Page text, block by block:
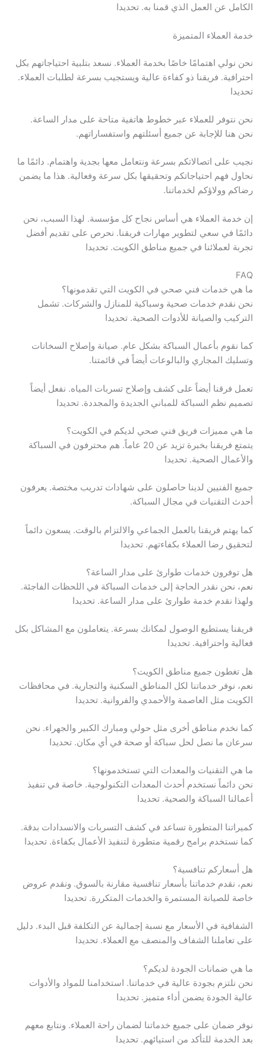
الكامل عن العمل الذي قمنا به. تحديدا
خدمة العملاء المتميزة
نحن نولي اهتمامًا خاصًا بخدمة العملاء. نسعد بتلبية احتياجاتهم بكل
احترافية. فريقنا ذو كفاءة عالية ويستجيب بسرعة لطلبات العملاء.
تحديدا
نحن نتوفر للعملاء عبر خطوط هاتفية متاحة على مدار الساعة.
نحن هنا للإجابة عن جميع أسئلتهم واستفساراتهم.
نجيب على اتصالاتكم بسرعة ونتعامل معها بجدية واهتمام. دائمًا ما
نحاول فهم احتياجاتكم وتحقيقها بكل سرعة وفعالية. هذا ما يضمن
رضاكم وولاؤكم لخدماتنا.
إن خدمة العملاء هي أساس نجاح كل مؤسسة. لهذا السبب، نحن
دائمًا في سعي لتطوير مهارات فريقنا. نحرص على تقديم أفضل
تجربة لعملائنا في جميع مناطق الكويت. تحديدا
FAQ
ما هي خدمات فني صحي في الكويت التي تقدمونها؟
نحن نقدم خدمات صحية وسباكية للمنازل والشركات. تشمل
التركيب والصيانة للأدوات الصحية. تحديدا
كما نقوم بأعمال السباكة بشكل عام. صيانة وإصلاح السخانات
وتسليك المجاري والبالوعات أيضاً في قائمتنا.
تعمل فرقنا أيضاً على كشف وإصلاح تسربات المياه. نفعل أيضاً
تصميم نظم السباكة للمباني الجديدة والمجددة. تحديدا
ما هي مميزات فريق فني صحي لديكم في الكويت؟
يتمتع فريقنا بخبرة تزيد عن 20 عاماً. هم محترفون في السباكة
والأعمال الصحية. تحديدا
جميع الفنيين لدينا حاصلون على شهادات تدريب مختصة. يعرفون
أحدث التقنيات في مجال السباكة.
كما يهتم فريقنا بالعمل الجماعي والالتزام بالوقت. يسعون دائماً
لتحقيق رضا العملاء بكفاءتهم. تحديدا
هل توفرون خدمات طوارئ على مدار الساعة؟
نعم، نحن نقدر الحاجة إلى خدمات السباكة في اللحظات الفاجئة.
ولهذا نقدم خدمة طوارئ على مدار الساعة. تحديدا
فريقنا يستطيع الوصول لمكانك بسرعة. يتعاملون مع المشاكل بكل
فعالية واحترافية. تحديدا
هل تغطون جميع مناطق الكويت؟
نعم، نوفر خدماتنا لكل المناطق السكنية والتجارية. في محافظات
الكويت مثل العاصمة والأحمدي والفروانية. تحديدا
كما نخدم مناطق أخرى مثل حولي ومبارك الكبير والجهراء. نحن
سرعان ما نصل لحل سباكة أو صحة في أي مكان. تحديدا
ما هي التقنيات والمعدات التي تستخدمونها؟
نحن دائماً نستخدم أحدث المعدات التكنولوجية. خاصة في تنفيذ
أعمالنا السباكة والصحية. تحديدا
كميراتنا المتطورة تساعد في كشف التسربات والانسدادات بدقة.
كما نستخدم برامج رقمية متطورة لتنفيذ الأعمال بكفاءة. تحديدا
هل أسعاركم تنافسية؟
نعم، نقدم خدماتنا بأسعار تنافسية مقارنة بالسوق. ونقدم عروض
خاصة للصيانة المستمرة والخدمات المتكررة. تحديدا
الشفافية في الأسعار مع نسبة إجمالية عن التكلفة قبل البدء. دليل
على تعاملنا الشفاف والمنصف مع العملاء. تحديدا
ما هي ضمانات الجودة لديكم؟
نحن نلتزم بجودة عالية في خدماتنا. استخدامنا للمواد والأدوات
عالية الجودة يضمن أداء متميز. تحديدا
نوفر ضمان على جميع خدماتنا لضمان راحة العملاء. ونتابع معهم
بعد الخدمة للتأكد من استيائهم. تحديدا